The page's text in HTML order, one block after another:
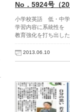
No．5924号（
小学校英語 低・中学
学習内容に系統性を
教育強化を打ち出し
2013.06.10